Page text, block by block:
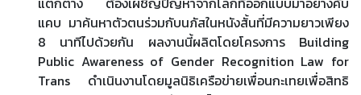
แคบ มาค้นหาตัวตนร่วมกับนภัสในหนังสั้นที่มีความยาวเพียง
8 นาทีไปด้วยกัน ผลงานนี้ผลิตโดยโครงการ Building
Public Awareness of Gender Recognition Law for
Trans ดำเนินงานโดยมูลนิธิเครือข่ายเพื่อนกะเทยเพื่อสิทธิ